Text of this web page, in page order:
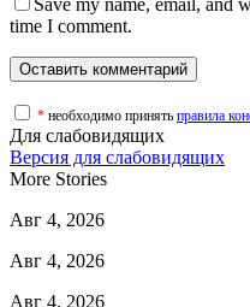
Save my name, email, and
time I comment.
* необходимо принять правила
Для слабовидящих
Версия для слабовидящих
More Stories
Авг 4, 2026
Авг 4, 2026
Авг 4, 2026